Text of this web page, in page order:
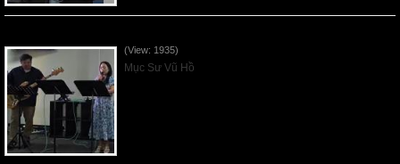
(View: 1935)
Mục Sư Vũ Hồ